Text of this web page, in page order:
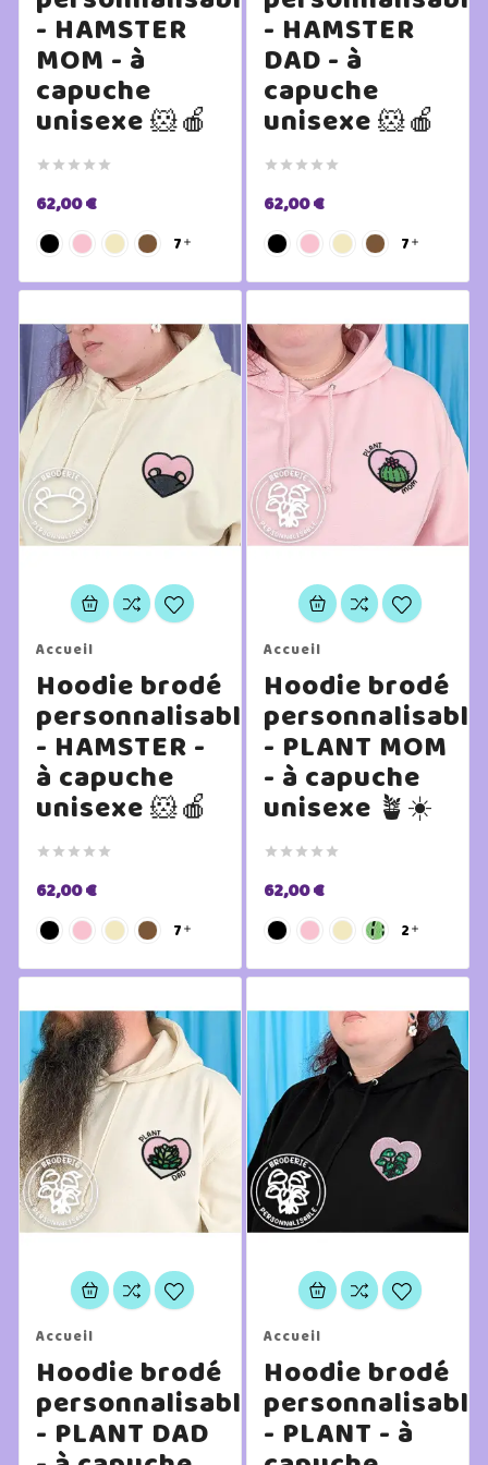
- HAMSTER
MOM - à
capuche
unisexe 🐹🍎
    
62,00 €
7 
- HAMSTER
DAD - à
capuche
unisexe 🐹🍎
    
62,00 €
7 
Accueil
Hoodie brodé
personnalisable
- HAMSTER -
à capuche
unisexe 🐹🍎
    
62,00 €
7 
Accueil
Hoodie brodé
personnalisable
- PLANT MOM
- à capuche
unisexe 🪴☀️
    
62,00 €
2 
Accueil
Hoodie brodé
personnalisable
- PLANT DAD
Accueil
Hoodie brodé
personnalisable
- PLANT - à